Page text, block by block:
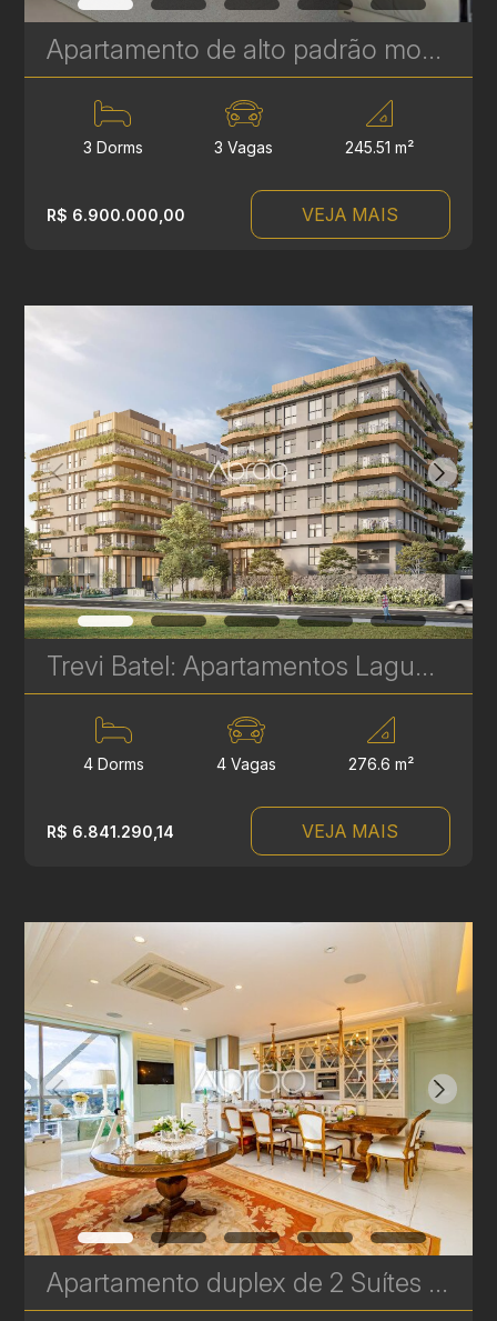
Apartamento de alto padrão mobiliado e decorado com 3 quartos (suítes) e vista para o Parque Barigui – Ecoville, Curitiba - 245 m² | Ref 425
3 Dorms 3 Vagas 245.51 m²
R$ 6.900.000,00 VEJA MAIS
Trevi Batel: Apartamentos Laguna de Alto Padrão à venda no Batel - 4 Suítes - 276 m² | Ref. 1710
4 Dorms 4 Vagas 276.6 m²
R$ 6.841.290,14 VEJA MAIS
Apartamento duplex de 2 Suítes com vista para o Parque Barigui - 338 m² | Ref. 450